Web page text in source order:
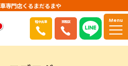
専門店くるまだるまや
軽中古車 買取店 Menu